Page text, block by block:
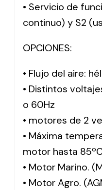
• Servicio de
continuo) y S2
OPCIONES:
• Flujo del aire:
• Distintos
o 60Hz
• motores de 2
• Máxima
motor hasta
• Motor Marino.
• Motor Agro.